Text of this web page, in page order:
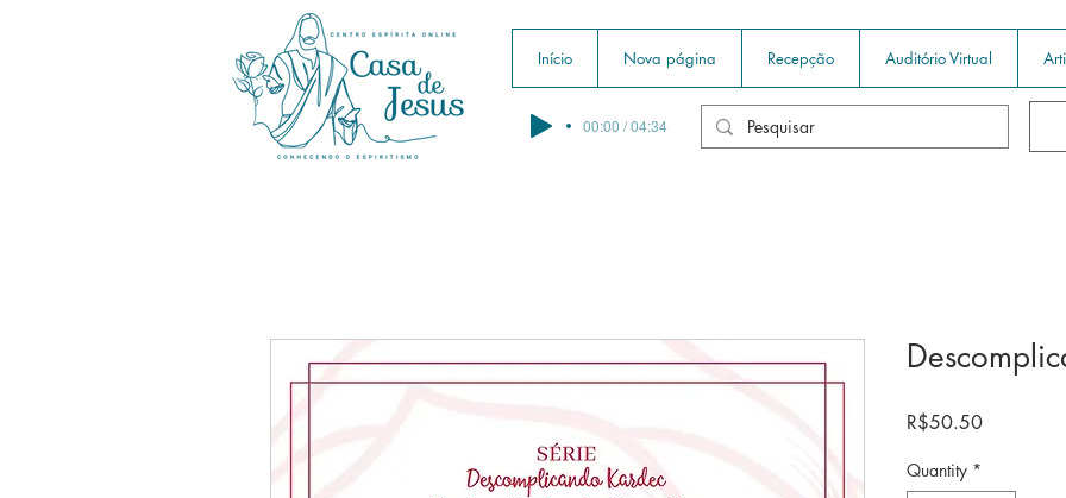
Início Nova página Recepção Auditório Virtual
00:00 / 04:34
R$50.50Price
Quantity *